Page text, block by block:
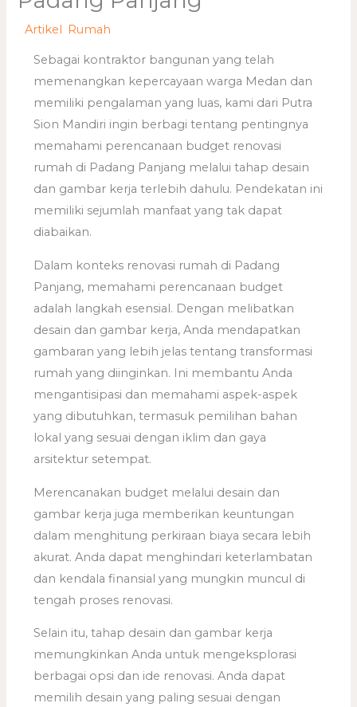
/Artikel Rumah
Sebagai kontraktor bangunan yang telah
memenangkan kepercayaan warga Medan dan
memiliki pengalaman yang luas, kami dari Putra
Sion Mandiri ingin berbagi tentang pentingnya
memahami perencanaan budget renovasi
rumah di Padang Panjang melalui tahap desain
dan gambar kerja terlebih dahulu. Pendekatan ini
memiliki sejumlah manfaat yang tak dapat
diabaikan.
Dalam konteks renovasi rumah di Padang
Panjang, memahami perencanaan budget
adalah langkah esensial. Dengan melibatkan
desain dan gambar kerja, Anda mendapatkan
gambaran yang lebih jelas tentang transformasi
rumah yang diinginkan. Ini membantu Anda
mengantisipasi dan memahami aspek-aspek
yang dibutuhkan, termasuk pemilihan bahan
lokal yang sesuai dengan iklim dan gaya
arsitektur setempat.
Merencanakan budget melalui desain dan
gambar kerja juga memberikan keuntungan
dalam menghitung perkiraan biaya secara lebih
akurat. Anda dapat menghindari keterlambatan
dan kendala finansial yang mungkin muncul di
tengah proses renovasi.
Selain itu, tahap desain dan gambar kerja
memungkinkan Anda untuk mengeksplorasi
berbagai opsi dan ide renovasi. Anda dapat
memilih desain yang paling sesuai dengan